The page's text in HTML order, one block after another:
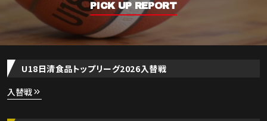
PICK UP REPORT
U18日清食品トップリーグ2026入替戦
入替戦